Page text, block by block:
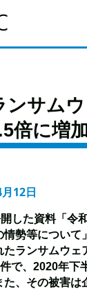
ンサム
倍に増
12日
した資料「令
情勢等について
ランサムウェ
で、2020年下
、その被害は